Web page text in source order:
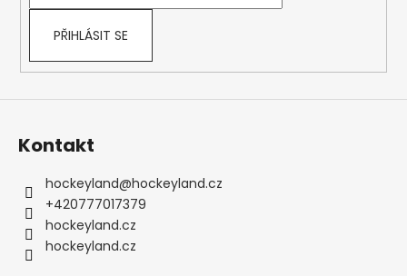
v
p
PŘIHLÁSIT SE
Kontakt
hockeyland@hockeyland.cz
+420777017379
hockeyland.cz
hockeyland.cz